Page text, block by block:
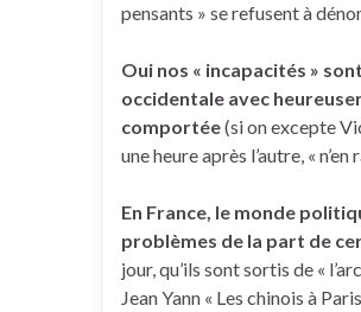
pensants » se refusent à
Oui nos « incapacités »
occidentale avec
comportée(si on excepte
une heure après l’autre, «
En France, le monde
problèmes de la part de
jour, qu’ils sont sortis de «
Jean Yann « Les chinois à